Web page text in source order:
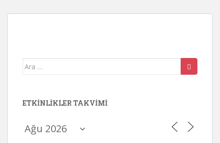
Arama
ETKINLIKLER TAKVIMI